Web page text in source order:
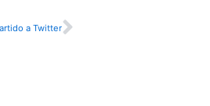
a TwitterSiguiente